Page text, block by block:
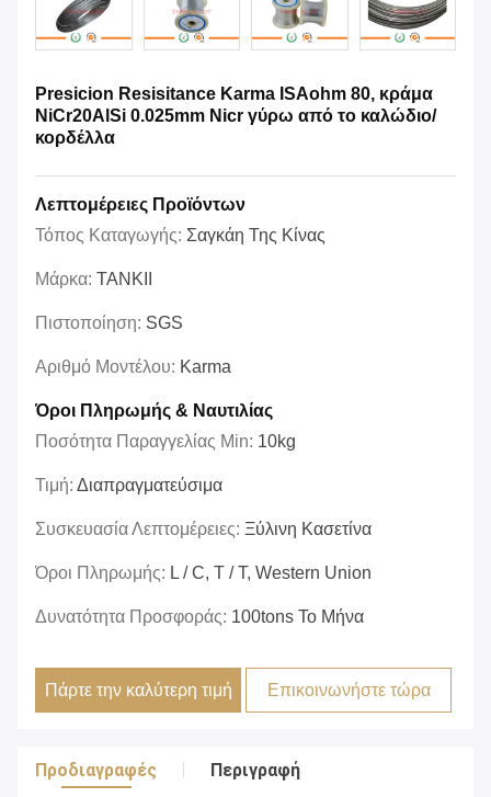
Presicion Resisitance Karma ISAohm 80, κράμα
NiCr20AlSi 0.025mm Nicr γύρω από το καλώδιο/
κορδέλλα
Λεπτομέρειες Προϊόντων
Τόπος Καταγωγής: Σαγκάη Της Κίνας
Μάρκα: TANKII
Πιστοποίηση: SGS
Αριθμό Μοντέλου: Karma
Όροι Πληρωμής & Ναυτιλίας
Ποσότητα Παραγγελίας Min: 10kg
Τιμή: Διαπραγματεύσιμα
Συσκευασία Λεπτομέρειες: Ξύλινη Κασετίνα
Όροι Πληρωμής: L / C, T / T, Western Union
Δυνατότητα Προσφοράς: 100tons Το Μήνα
Πάρτε την καλύτερη τιμή Επικοινωνήστε τώρα
Προδιαγραφές Περιγραφή